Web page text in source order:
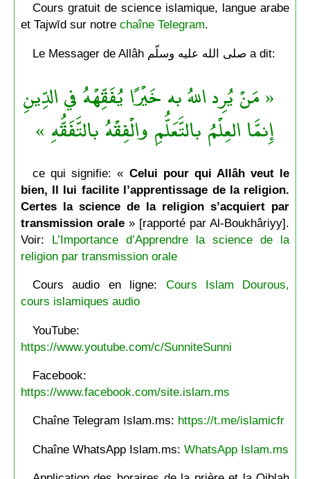
Cours gratuit de science islamique, langue arabe
et Tajwīd sur notre chaîne Telegram.
Le Messager de Allâh صلى الله عليه وسلّم a dit:
« مَنْ يُرِد اللهُ به خَيْرًا يُفَقِّهْهُ في الدِّينِ
إِنمَّا العِلْمُ بالتَّعَلُّمِ والْفِقْهُ بالتَّفَقُّهِ »
ce qui signifie: « Celui pour qui Allâh veut le
bien, Il lui facilite l’apprentissage de la religion.
Certes la science de la religion s’acquiert par
transmission orale» [rapporté par Al-Boukhâriyy].
Voir: L’Importance d’Apprendre la science de la
religion par transmission orale
Cours audio en ligne: Cours Islam Dourous,
cours islamiques audio
YouTube:
https://www.youtube.com/c/SunniteSunni
Facebook:
https://www.facebook.com/site.islam.ms
Chaîne Telegram Islam.ms: https://t.me/islamicfr
Chaîne WhatsApp Islam.ms: WhatsApp Islam.ms